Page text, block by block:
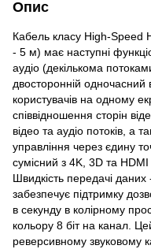
Опис
Кабель класу High-Speed
- 5 м) має наступні
аудіо (декількома
двосторонній одночасний
користувачів на одному
співвідношення сторін
відео та аудіо потоків, а
управління через єдину
сумісний з 4K, 3D та
Швидкість передачі
забезпечує підтримку
в секунду в колірному
кольору 8 біт на канал.
реверсивному звуковому